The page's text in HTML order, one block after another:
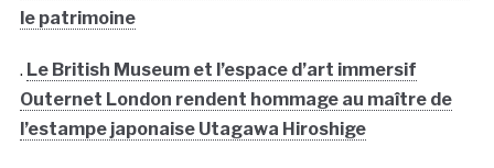
le patrimoine
. Le British Museum et l’espace d’art immersif
Outernet London rendent hommage au maître de
l’estampe japonaise Utagawa Hiroshige